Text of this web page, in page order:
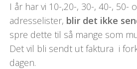
I år har vi 10-,20-, 30-, 40-,
adresselister, blir det ikke
spre dette til så mange som
Det vil bli sendt ut faktura i
dagen.